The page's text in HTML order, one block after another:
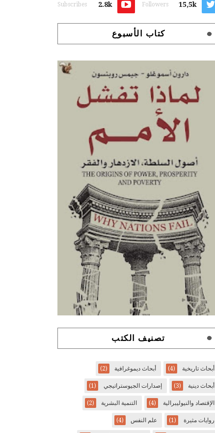
15,5k
Followers
2.8k
Subscribes
كتاب الأسبوع
تصنيف الكتب
أبحاث تاريخية (4) أبحاث ديموغرافية (2)
أبحاث دينية (3) إصدارات الجيوستراتيجي (1)
الإقتصاد والنيوليبرالية (4) التنمية البشرية (2)
روايات مثيرة (1) علم النفس (4)